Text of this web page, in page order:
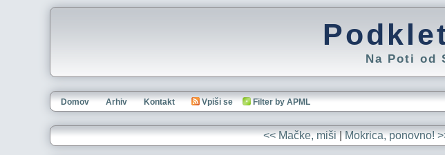
Na Poti
Domov Arhiv Kontakt Vpiši se Filter by APML
<< Mačke, miši|Mokrica, ponovno!